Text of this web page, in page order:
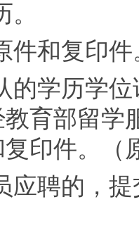
件和复印
的学历学
育部留学
印件。（
应聘的，